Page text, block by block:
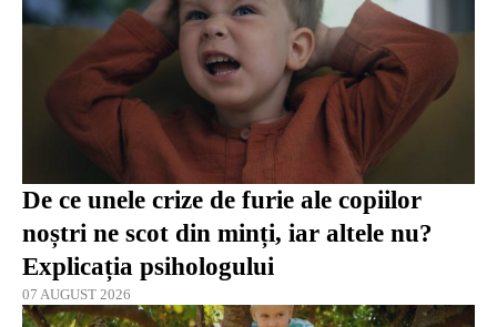
De ce unele crize de furie ale copiilor
noștri ne scot din minți, iar altele nu?
Explicația psihologului
07 AUGUST 2026